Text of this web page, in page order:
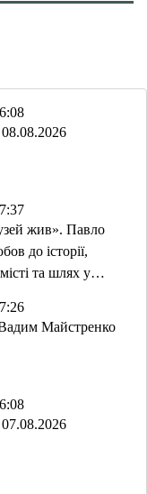
жив». Павло
до історії,
та шлях у
Майстренко